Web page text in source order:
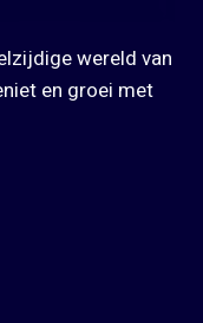
wereld van
en groei met